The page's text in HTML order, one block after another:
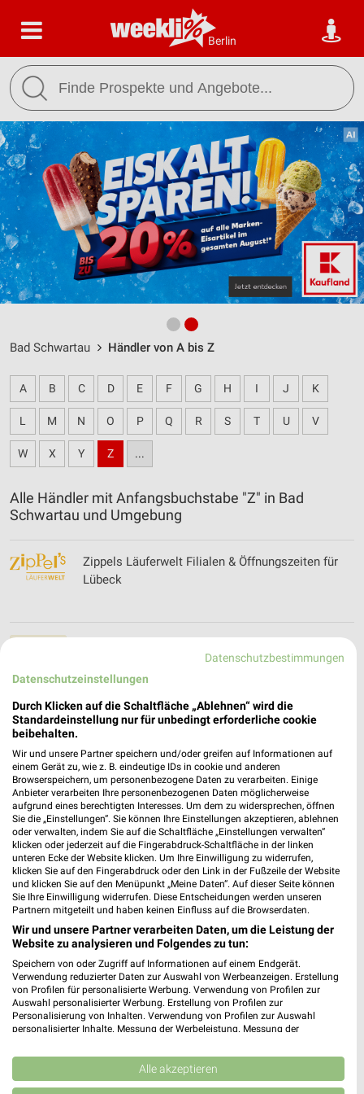
Berlin
Bad Schwartau Händler von A bis Z
A B C D E F G H I J K
L M N O P Q R S T U V
W X Y Z ...
Alle Händler mit Anfangsbuchstabe "Z" in Bad
Schwartau und Umgebung
Zippels Läuferwelt Filialen & Öffnungszeiten für
Lübeck
Zweirad Center Kaina Filialen & Öffnungszeiten
Noch mehr Angebote in
der weekli App!
Jetzt kostenlos laden
Datenschutzbestimmungen
Datenschutzeinstellungen
Durch Klicken auf die Schaltfläche „Ablehnen“ wird die
Standardeinstellung nur für unbedingt erforderliche cookie
beibehalten.
Wir und unsere Partner speichern und/oder greifen auf Informationen auf
einem Gerät zu, wie z. B. eindeutige IDs in cookie und anderen
Browserspeichern, um personenbezogene Daten zu verarbeiten. Einige
Anbieter verarbeiten Ihre personenbezogenen Daten möglicherweise
aufgrund eines berechtigten Interesses. Um dem zu widersprechen, öffnen
Sie die „Einstellungen“. Sie können Ihre Einstellungen akzeptieren, ablehnen
oder verwalten, indem Sie auf die Schaltfläche „Einstellungen verwalten“
klicken oder jederzeit auf die Fingerabdruck-Schaltfläche in der linken
unteren Ecke der Website klicken. Um Ihre Einwilligung zu widerrufen,
klicken Sie auf den Fingerabdruck oder den Link in der Fußzeile der Website
und klicken Sie auf den Menüpunkt „Meine Daten“. Auf dieser Seite können
Sie Ihre Einwilligung widerrufen. Diese Entscheidungen werden unseren
Partnern mitgeteilt und haben keinen Einfluss auf die Browserdaten.
Wir und unsere Partner verarbeiten Daten, um die Leistung der
Website zu analysieren und Folgendes zu tun:
Speichern von oder Zugriff auf Informationen auf einem Endgerät.
Verwendung reduzierter Daten zur Auswahl von Werbeanzeigen. Erstellung
von Profilen für personalisierte Werbung. Verwendung von Profilen zur
Auswahl personalisierter Werbung. Erstellung von Profilen zur
Personalisierung von Inhalten. Verwendung von Profilen zur Auswahl
personalisierter Inhalte. Messung der Werbeleistung. Messung der
Kombinationen von Daten aus verschiedenen Quellen. Entwicklung und
Verbesserung der Angebote. Verwendung reduzierter Daten zur Auswahl
von Inhalten.
Alle akzeptieren